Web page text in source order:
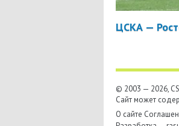
ЦСКА —
© 2003 — 2026,
Сайт может
О сайте